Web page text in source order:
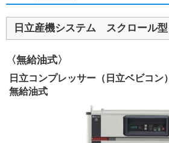
日立産機システム スクロール型
〈無給油式〉
日立コンプレッサー（日立ベビコン）
無給油式